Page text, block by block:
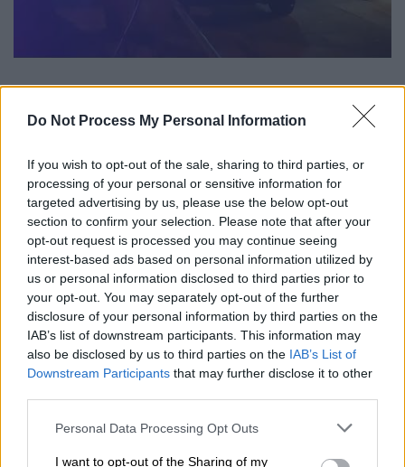
Do Not Process My Personal Information
If you wish to opt-out of the sale, sharing to third parties, or
processing of your personal or sensitive information for
targeted advertising by us, please use the below opt-out
section to confirm your selection. Please note that after your
opt-out request is processed you may continue seeing
interest-based ads based on personal information utilized by
us or personal information disclosed to third parties prior to
your opt-out. You may separately opt-out of the further
disclosure of your personal information by third parties on the
IAB’s list of downstream participants. This information may
also be disclosed by us to third parties on the IAB’s List of
Downstream Participants that may further disclose it to other
Please note that this website/app uses one or more Google
not limited to your visit or usage behaviour. You may click to
Personal Data Processing Opt Outs
I want to opt-out of the Sharing of my
μέτρων
Η έκρηξη ήταν τόσο ισχυρή που από το
ωστικό κύμα έσπασαν τζάμια σε
επιχειρήσεις, σπίτια και αυτοκίνητα σε
απόσταση ακόμα και 70 μέτρων.Ζημιές
υπέστησαν και άλλες επιχειρήσειςπου
βρίσκονται σε κοντινή απόσταση. Δεκάδες
κάτοικοι της περιοχής βγήκαν έντρομοι
στους δρόμους. Θραύσματα από τις
τζαμαρίες είχαν διασκορπιστεί σε όλη την
περιοχή.